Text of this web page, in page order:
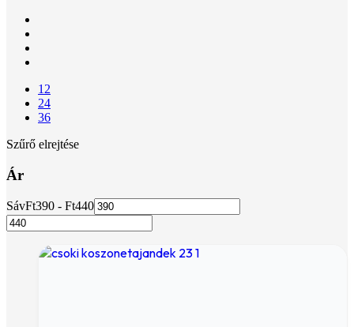
12
24
36
Szűrő elrejtése
Ár
SávFt390 - Ft440